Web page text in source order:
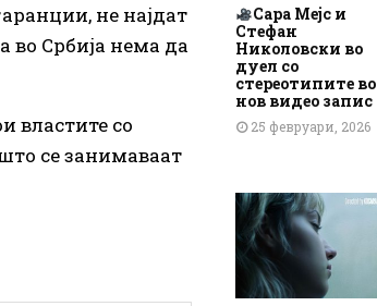
не најдат
во Србија нема да
властите со
се занимаваат
Сара Мејс и
Стефан
Николовски во
дуел со
стереотипите во
нов видео запис
25 февруари, 2026